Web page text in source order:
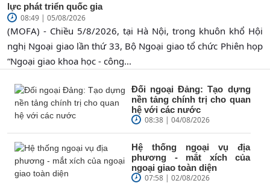
lực phát triển quốc gia
08:49 | 05/08/2026
(MOFA) - Chiều 5/8/2026, tại Hà Nội, trong khuôn khổ Hội
nghị Ngoại giao lần thứ 33, Bộ Ngoại giao tổ chức Phiên họp
“Ngoại giao khoa học - công...
Đối ngoại Đảng: Tạo dựng
nền tảng chính trị cho quan
hệ với các nước
08:38 | 04/08/2026
Hệ thống ngoại vụ địa
phương - mắt xích của
ngoại giao toàn diện
07:58 | 02/08/2026